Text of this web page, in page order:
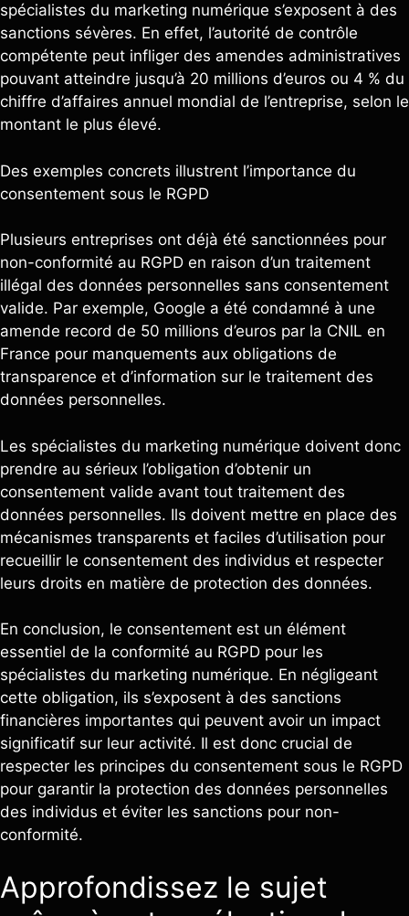
spécialistes du marketing numérique s’exposent à des
sanctions sévères. En effet, l’autorité de contrôle
compétente peut infliger des amendes administratives
pouvant atteindre jusqu’à 20 millions d’euros ou 4 % du
chiffre d’affaires annuel mondial de l’entreprise, selon le
montant le plus élevé.
Des exemples concrets illustrent l’importance du
consentement sous le RGPD
Plusieurs entreprises ont déjà été sanctionnées pour
non-conformité au RGPD en raison d’un traitement
illégal des données personnelles sans consentement
valide. Par exemple, Google a été condamné à une
amende record de 50 millions d’euros par la CNIL en
France pour manquements aux obligations de
transparence et d’information sur le traitement des
données personnelles.
Les spécialistes du marketing numérique doivent donc
prendre au sérieux l’obligation d’obtenir un
consentement valide avant tout traitement des
données personnelles. Ils doivent mettre en place des
mécanismes transparents et faciles d’utilisation pour
recueillir le consentement des individus et respecter
leurs droits en matière de protection des données.
En conclusion, le consentement est un élément
essentiel de la conformité au RGPD pour les
spécialistes du marketing numérique. En négligeant
cette obligation, ils s’exposent à des sanctions
financières importantes qui peuvent avoir un impact
significatif sur leur activité. Il est donc crucial de
respecter les principes du consentement sous le RGPD
pour garantir la protection des données personnelles
des individus et éviter les sanctions pour non-
conformité.
Approfondissez le sujet